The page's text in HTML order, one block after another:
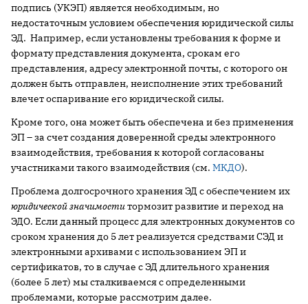
подпись (УКЭП) является необходимым, но
недостаточным условием обеспечения юридической силы
ЭД. Например, если установлены требования к форме и
формату представления документа, срокам его
представления, адресу электронной почты, с которого он
должен быть отправлен, неисполнение этих требований
влечет оспаривание его юридической силы.
Кроме того, она может быть обеспечена и без применения
ЭП – за счет создания доверенной среды электронного
взаимодействия, требования к которой согласованы
участниками такого взаимодействия (см. МКДО).
Проблема долгосрочного хранения ЭД с обеспечением их
юридической значимоститормозит развитие и переход на
ЭДО. Если данный процесс для электронных документов со
сроком хранения до 5 лет реализуется средствами СЭД и
электронными архивами с использованием ЭП и
сертификатов, то в случае с ЭД длительного хранения
(более 5 лет) мы сталкиваемся с определенными
проблемами, которые рассмотрим далее.